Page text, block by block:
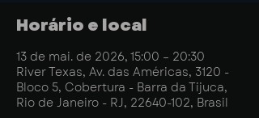
Horário e local
13 de mai. de 2026, 15:00 – 20:30
River Texas, Av. das Américas, 3120 -
Bloco 5, Cobertura - Barra da Tijuca,
Rio de Janeiro - RJ, 22640-102, Brasil